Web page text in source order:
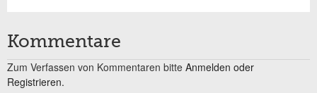
Kommentare
Zum Verfassen von Kommentaren bitte Anmelden oder
Registrieren.